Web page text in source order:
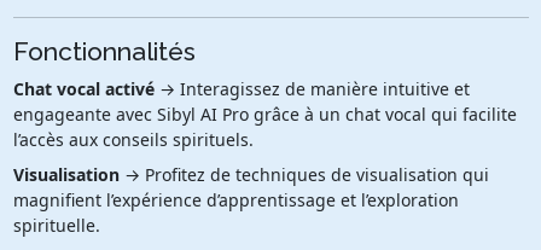
Fonctionnalités
Chat vocal activé→ Interagissez de manière intuitive et
engageante avec Sibyl AI Pro grâce à un chat vocal qui facilite
l’accès aux conseils spirituels.
Visualisation→ Profitez de techniques de visualisation qui
magnifient l’expérience d’apprentissage et l’exploration
spirituelle.